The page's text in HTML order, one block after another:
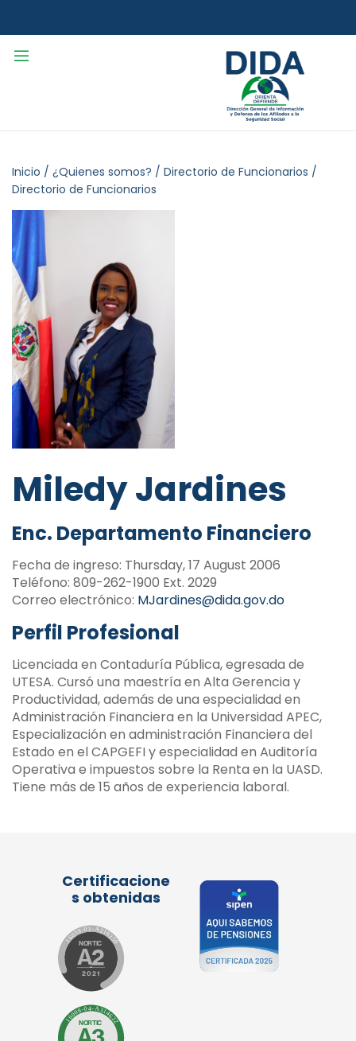
Inicio / ¿Quienes somos? / Directorio de Funcionarios /
Directorio de Funcionarios
Miledy Jardines
Enc. Departamento Financiero
Fecha de ingreso: Thursday, 17 August 2006
Teléfono: 809-262-1900 Ext. 2029
Correo electrónico: MJardines@dida.gov.do
Perfil Profesional
Licenciada en Contaduría Pública, egresada de
UTESA. Cursó una maestría en Alta Gerencia y
Productividad, además de una especialidad en
Administración Financiera en la Universidad APEC,
Especialización en administración Financiera del
Estado en el CAPGEFI y especialidad en Auditoría
Operativa e impuestos sobre la Renta en la UASD.
Tiene más de 15 años de experiencia laboral.
Certificacione
s obtenidas